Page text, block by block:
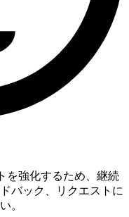
を強化するため、継続
バック、リクエストに
。